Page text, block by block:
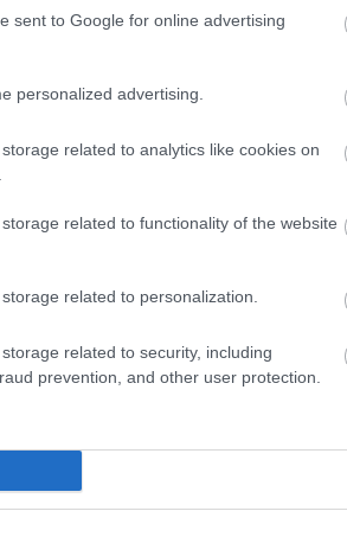
sent to Google for online advertising
personalized advertising.
related to analytics like cookies on
related to functionality of the website
related to personalization.
related to security, including
prevention, and other user protection.
van, ettől a problémától napokon belül
természetes vizünk állapotát, az adatok
Vízgazdálkodási Kutató Intézet tudományos